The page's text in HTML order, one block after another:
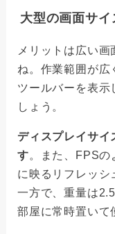
大型の画面サイ
メリットは広い
ね。作業範囲が広
ツールバーを表示
しょう。
ディスプレイサイ
す。また、FPSの
に映るリフレッシ
一方で、重量は
部屋に常時置いて